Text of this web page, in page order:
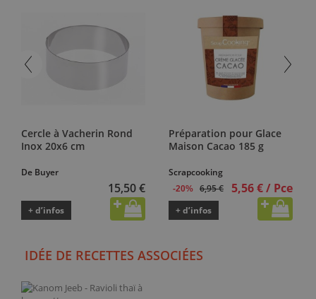
Cercle à Vacherin Rond
Inox 20x6 cm
De Buyer
15,50 €
+ d’infos
Préparation pour Glace
Maison Cacao 185 g
Scrapcooking
-20% 6,95 € 5,56 € / Pce
+ d’infos
IDÉE DE RECETTES ASSOCIÉES